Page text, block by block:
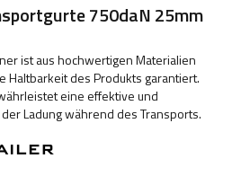
750daN 25mm
ist aus hochwertigen Materialien
Haltbarkeit des Produkts garantiert.
eine effektive und
Ladung während des Transports.